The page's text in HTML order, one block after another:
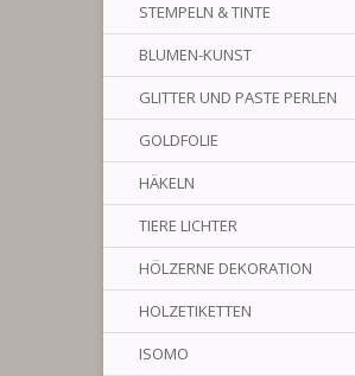
STEMPELN & TINTE
BLUMEN-KUNST
GLITTER UND PASTE PERLEN
GOLDFOLIE
HÄKELN
TIERE LICHTER
HÖLZERNE DEKORATION
HOLZETIKETTEN
ISOMO